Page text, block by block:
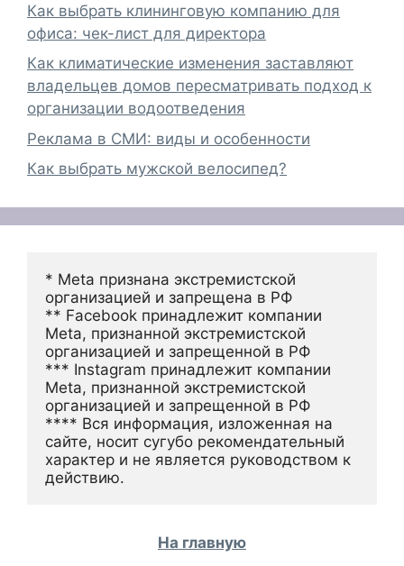
Как выбрать клининговую компанию для
офиса: чек-лист для директора
Как климатические изменения заставляют
владельцев домов пересматривать подход к
организации водоотведения
Реклама в СМИ: виды и особенности
Как выбрать мужской велосипед?
* Meta признана экстремистской
организацией и запрещена в РФ
** Facebook принадлежит компании
Meta, признанной экстремистской
организацией и запрещенной в РФ
*** Instagram принадлежит компании
Meta, признанной экстремистской
организацией и запрещенной в РФ
**** Вся информация, изложенная на
сайте, носит сугубо рекомендательный
характер и не является руководством к
действию.
На главную